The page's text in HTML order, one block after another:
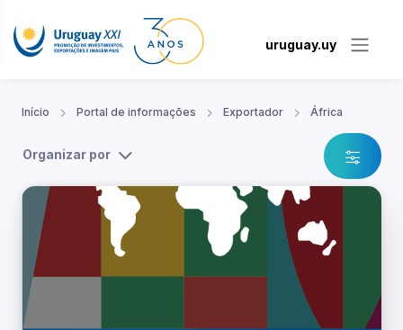
uruguay.uy
Início Portal de informações Exportador África
Organizar por